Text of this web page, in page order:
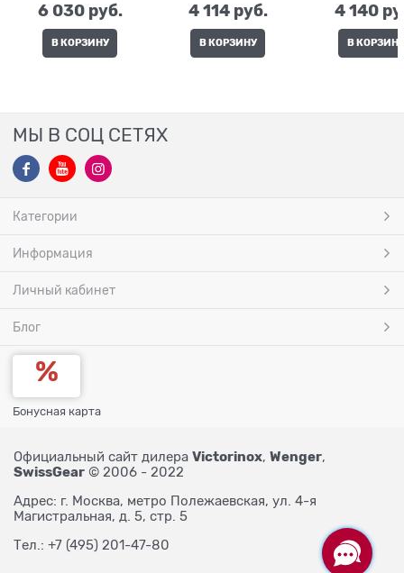
6 030 руб.
В КОРЗИНУ
4 114 руб.
В КОРЗИНУ
4 140
В КОРЗИНУ
МЫ В СОЦ СЕТЯХ
Категории
Информация
Личный кабинет
Блог
Бонусная карта
Официальный сайт дилера Victorinox, Wenger,
SwissGear © 2006 - 2022
Адрес: г. Москва, метро Полежаевская, ул. 4-я
Магистральная, д. 5, стр. 5
Тел.: +7 (495) 201-47-80